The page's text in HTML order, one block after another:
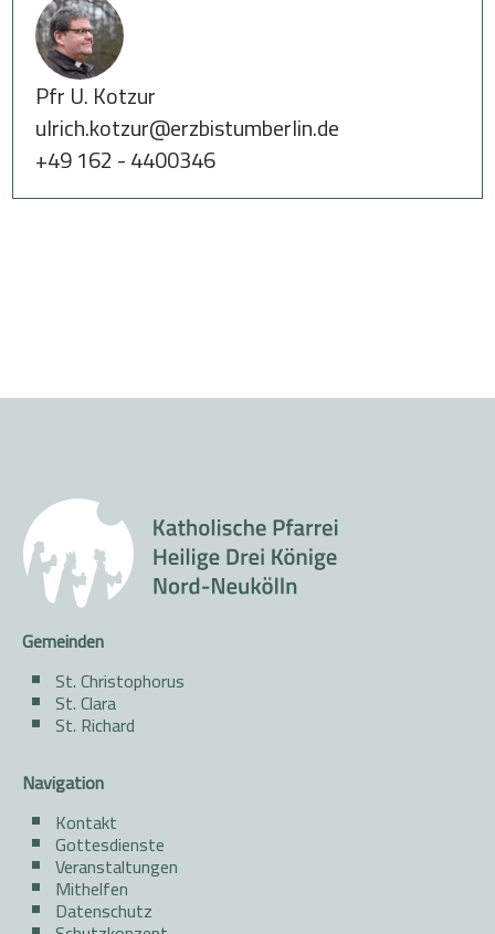
Pfr U. Kotzur
ulrich.kotzur@erzbistumberlin.de
+49 162 - 4400346
Gemeinden
St. Christophorus
St. Clara
St. Richard
Navigation
Kontakt
Gottesdienste
Veranstaltungen
Mithelfen
Datenschutz